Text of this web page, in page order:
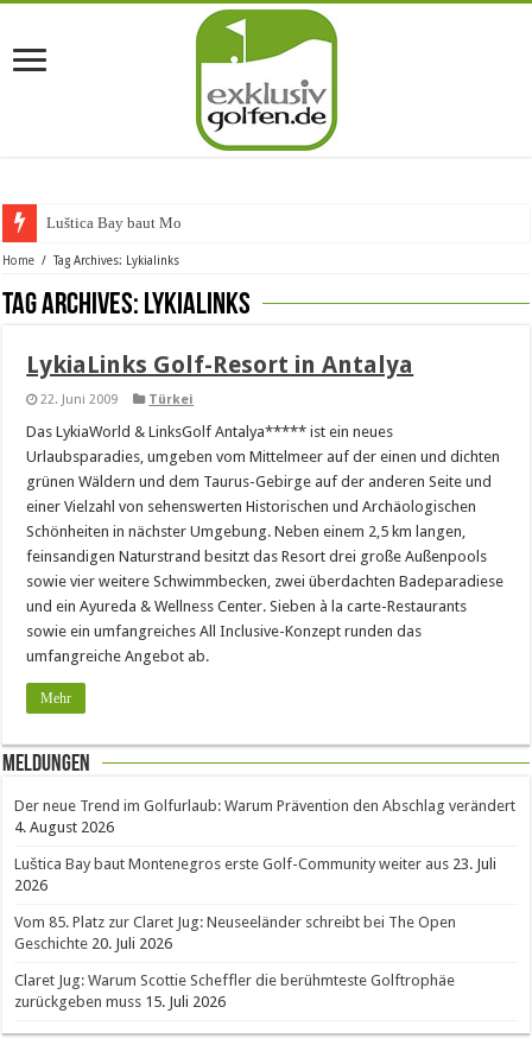
Luštica Bay baut Monten
Home / Tag Archives: Lykialinks
Tag Archives: Lykialinks
LykiaLinks Golf-Resort in Antalya
22. Juni 2009 Türkei
Das LykiaWorld & LinksGolf Antalya***** ist ein neues
Urlaubsparadies, umgeben vom Mittelmeer auf der einen und dichten
grünen Wäldern und dem Taurus-Gebirge auf der anderen Seite und
einer Vielzahl von sehenswerten Historischen und Archäologischen
Schönheiten in nächster Umgebung. Neben einem 2,5 km langen,
feinsandigen Naturstrand besitzt das Resort drei große Außenpools
sowie vier weitere Schwimmbecken, zwei überdachten Badeparadiese
und ein Ayureda & Wellness Center. Sieben à la carte-Restaurants
sowie ein umfangreiches All Inclusive-Konzept runden das
umfangreiche Angebot ab.
Mehr
Meldungen
Der neue Trend im Golfurlaub: Warum Prävention den Abschlag verändert
4. August 2026
Luštica Bay baut Montenegros erste Golf-Community weiter aus 23. Juli
2026
Vom 85. Platz zur Claret Jug: Neuseeländer schreibt bei The Open
Geschichte 20. Juli 2026
Claret Jug: Warum Scottie Scheffler die berühmteste Golftrophäe
zurückgeben muss 15. Juli 2026